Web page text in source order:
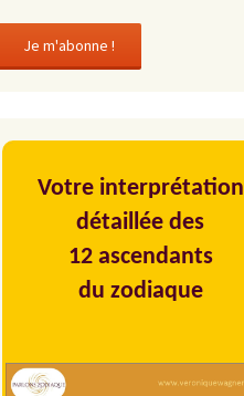
Votre interprétation
détaillée des
12 ascendants
du zodiaque